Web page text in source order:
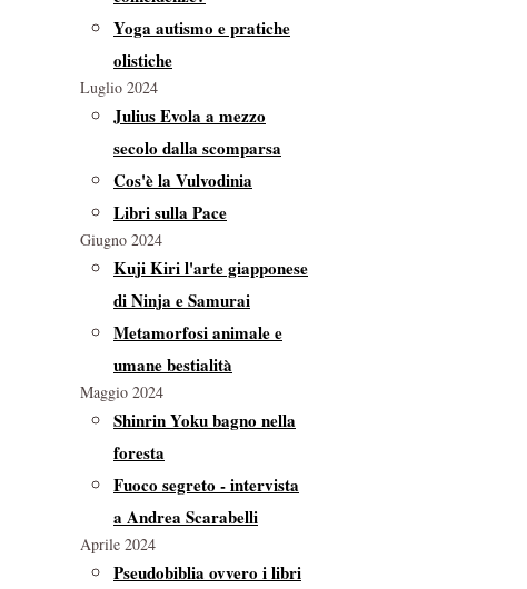
Yoga autismo e pratiche
olistiche
Luglio 2024
Julius Evola a mezzo
secolo dalla scomparsa
Cos'è la Vulvodinia
Libri sulla Pace
Giugno 2024
Kuji Kiri l'arte giapponese
di Ninja e Samurai
Metamorfosi animale e
umane bestialità
Maggio 2024
Shinrin Yoku bagno nella
foresta
Fuoco segreto - intervista
a Andrea Scarabelli
Aprile 2024
Pseudobiblia ovvero i libri